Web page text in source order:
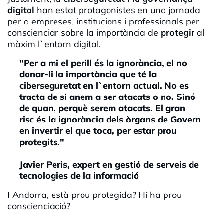
digital han estat protagonistes en una jornada
per a empreses, institucions i professionals per
conscienciar sobre la importància de protegir al
màxim l`entorn digital.
"Per a mi el perill és la ignorància, el no
donar-li la importància que té la
ciberseguretat en l`entorn actual. No es
tracta de si anem a ser atacats o no. Sinó
de quan, perquè serem atacats. El gran
risc és la ignorància dels òrgans de Govern
en invertir el que toca, per estar prou
protegits."
Javier Peris, expert en gestió de serveis de
tecnologies de la informació
I Andorra, està prou protegida? Hi ha prou
conscienciació?